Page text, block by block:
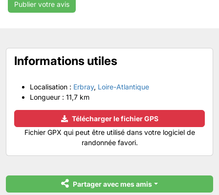
Informations utiles
Localisation : Erbray, Loire-Atlantique
Longueur : 11,7 km
Télécharger le fichier GPS
Fichier GPX qui peut être utilisé dans votre logiciel de
randonnée favori.
Partager avec mes amis